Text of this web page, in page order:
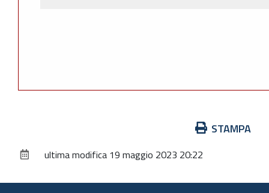
documento
STAMPA
ultima modifica 19 maggio 2023 20:22